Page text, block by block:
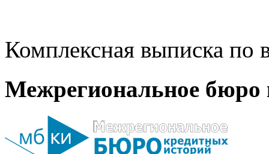
Комплексная выписка
Межрегиональное бюро